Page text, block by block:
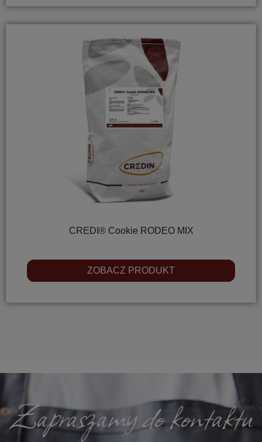
CREDI® Cookie RODEO MIX
ZOBACZ PRODUKT
Zapraszamy do kontaktu